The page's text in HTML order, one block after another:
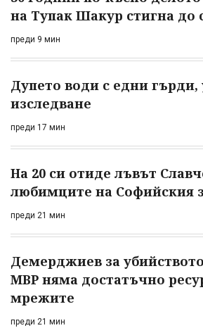
на Тупак Шакур стигна до
преди 9 мин
Дупето води с едни гърди,
изследване
преди 17 мин
На 20 си отиде лъвът
любимците на Софийския
преди 21 мин
Демерджиев за
МВР няма достатъчно
мрежите
преди 21 мин